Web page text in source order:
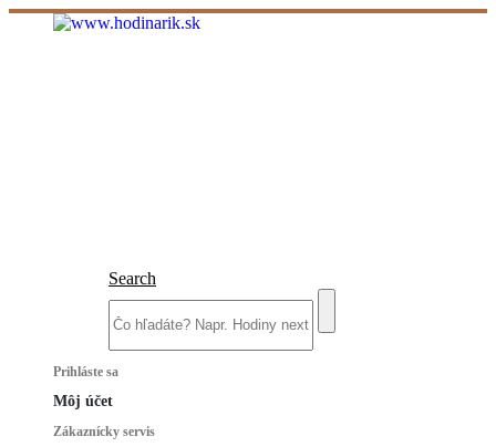
Search
Prihláste sa
Môj účet
Zákaznícky servis